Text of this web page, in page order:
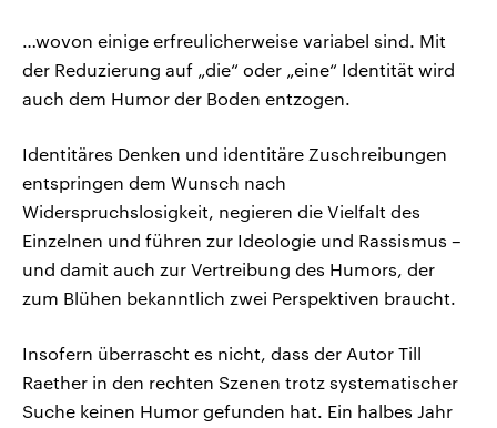
…wovon einige erfreulicherweise variabel sind. Mit
der Reduzierung auf „die“ oder „eine“ Identität wird
auch dem Humor der Boden entzogen.
Identitäres Denken und identitäre Zuschreibungen
entspringen dem Wunsch nach
Widerspruchslosigkeit, negieren die Vielfalt des
Einzelnen und führen zur Ideologie und Rassismus –
und damit auch zur Vertreibung des Humors, der
zum Blühen bekanntlich zwei Perspektiven braucht.
Insofern überrascht es nicht, dass der Autor Till
Raether in den rechten Szenen trotz systematischer
Suche keinen Humor gefunden hat. Ein halbes Jahr